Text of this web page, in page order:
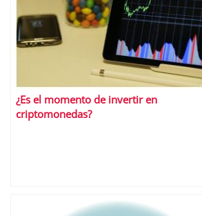
¿Es el momento de invertir en
criptomonedas?